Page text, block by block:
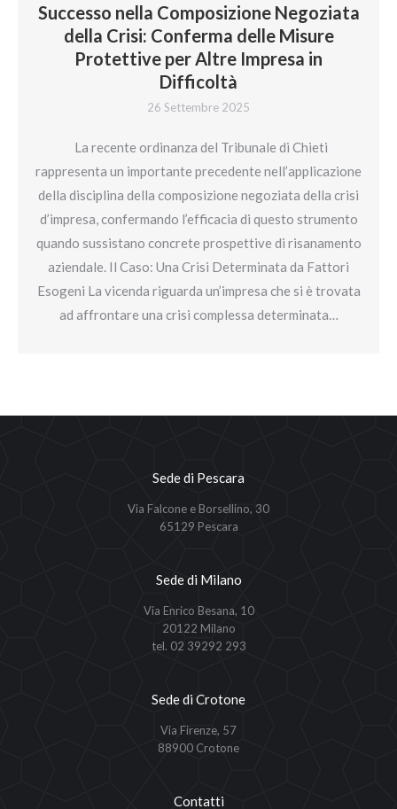
Successo nella Composizione Negoziata
della Crisi: Conferma delle Misure
Protettive per Altre Impresa in
Difficoltà
26 Settembre 2025
La recente ordinanza del Tribunale di Chieti
rappresenta un importante precedente nell’applicazione
della disciplina della composizione negoziata della crisi
d’impresa, confermando l’efficacia di questo strumento
quando sussistano concrete prospettive di risanamento
aziendale. Il Caso: Una Crisi Determinata da Fattori
Esogeni La vicenda riguarda un’impresa che si è trovata
ad affrontare una crisi complessa determinata…
Sede di Pescara
Via Falcone e Borsellino, 30
65129 Pescara
Sede di Milano
Via Enrico Besana, 10
20122 Milano
tel. 02 39292 293
Sede di Crotone
Via Firenze, 57
88900 Crotone
Contatti